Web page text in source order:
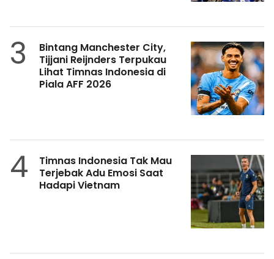
3
Bintang Manchester City,
Tijjani Reijnders Terpukau
Lihat Timnas Indonesia di
Piala AFF 2026
4
Timnas Indonesia Tak Mau
Terjebak Adu Emosi Saat
Hadapi Vietnam